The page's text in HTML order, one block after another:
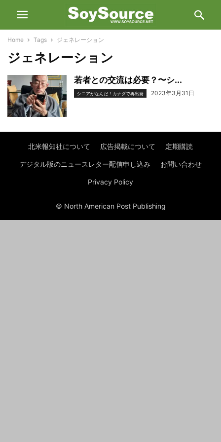
Home Tags ジェネレーション
ジェネレーション
若者との交流は必要？〜シ...
シニアがなんだ！カナダで再出発 2023年3月31日
北米報知社について 広告掲載について 定期購読
デジタル版のニュースレター配信申し込み お問い合わせ
Privacy Policy
© North American Post Publishing